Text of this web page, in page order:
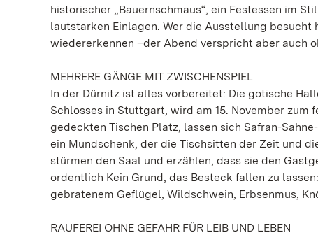
historischer „Bauernschmaus“, ein Festessen im
lautstarken Einlagen. Wer die Ausstellung
wiedererkennen –der Abend verspricht aber auch
MEHRERE GÄNGE MIT ZWISCHENSPIEL
In der Dürnitz ist alles vorbereitet: Die gotische
Schlosses in Stuttgart, wird am 15. November zum
gedeckten Tischen Platz, lassen sich Safran-
ein Mundschenk, der die Tischsitten der Zeit und
stürmen den Saal und erzählen, dass sie den
ordentlich Kein Grund, das Besteck fallen zu
gebratenem Geflügel, Wildschwein, Erbsenmus,
RAUFEREI OHNE GEFAHR FÜR LEIB UND LEBEN